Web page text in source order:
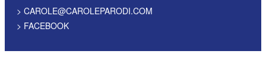
> CAROLE@CAROLEPARODI.COM
> FACEBOOK